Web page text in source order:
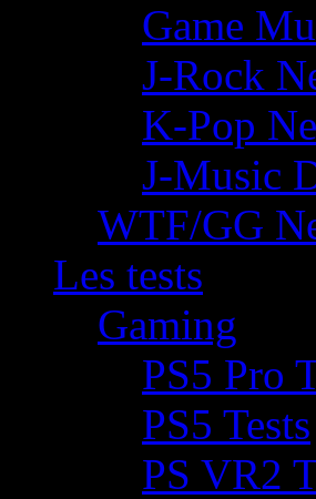
Game
J-Rock
K-Pop
J-Music
WTF/GG
Les tests
Gaming
PS5 Pro
PS5 Tests
PS VR2